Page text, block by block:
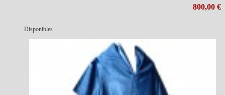
800,00 €
Disponibles